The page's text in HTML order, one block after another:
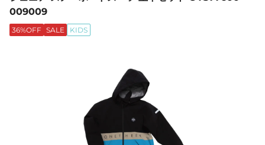
009009
36%OFF SALE KIDS